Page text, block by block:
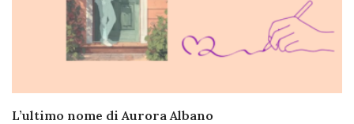
L’ultimo nome di Aurora Albano